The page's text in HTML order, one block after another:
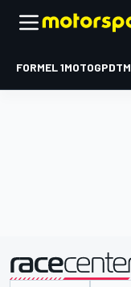
FORMEL 1MOTOGPDTM